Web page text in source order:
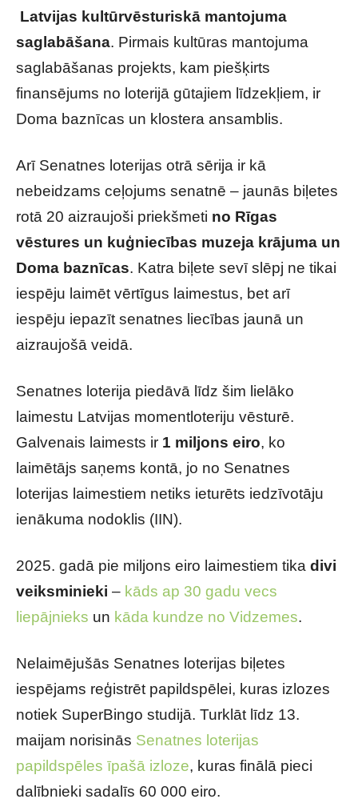
Latvijas kultūrvēsturiskā mantojuma
saglabāšana. Pirmais kultūras mantojuma
saglabāšanas projekts, kam piešķirts
finansējums no loterijā gūtajiem līdzekļiem, ir
Doma baznīcas un klostera ansamblis.
Arī Senatnes loterijas otrā sērija ir kā
nebeidzams ceļojums senatnē – jaunās biļetes
rotā 20 aizraujoši priekšmeti no Rīgas
vēstures un kuģniecības muzeja krājuma un
Doma baznīcas. Katra biļete sevī slēpj ne tikai
iespēju laimēt vērtīgus laimestus, bet arī
iespēju iepazīt senatnes liecības jaunā un
aizraujošā veidā.
Senatnes loterija piedāvā līdz šim lielāko
laimestu Latvijas momentloteriju vēsturē.
Galvenais laimests ir 1 miljons eiro, ko
laimētājs saņems kontā, jo no Senatnes
loterijas laimestiem netiks ieturēts iedzīvotāju
ienākuma nodoklis (IIN).
2025. gadā pie miljons eiro laimestiem tika divi
veiksminieki – kāds ap 30 gadu vecs
liepājnieks un kāda kundze no Vidzemes.
Nelaimējušās Senatnes loterijas biļetes
iespējams reģistrēt papildspēlei, kuras izlozes
notiek SuperBingo studijā. Turklāt līdz 13.
maijam norisinās Senatnes loterijas
papildspēles īpašā izloze, kuras finālā pieci
dalībnieki sadalīs 60 000 eiro.